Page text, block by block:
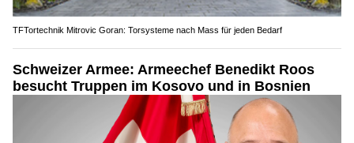
TFTortechnik Mitrovic Goran: Torsysteme nach Mass für jeden Bedarf
Schweizer Armee: Armeechef Benedikt Roos
besucht Truppen im Kosovo und in Bosnien